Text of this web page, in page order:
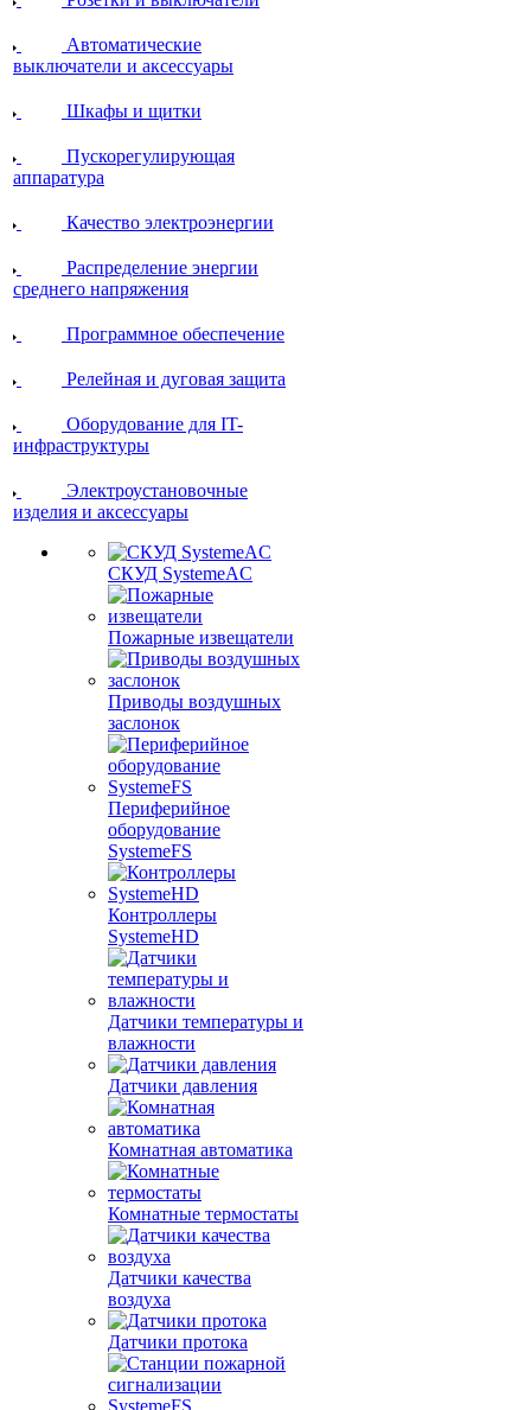
Автоматические
выключатели и аксессуары
Шкафы и щитки
Пускорегулирующая
аппаратура
Качество электроэнергии
Распределение энергии
среднего напряжения
Программное обеспечение
Релейная и дуговая защита
Оборудование для IT-
инфраструктуры
Электроустановочные
изделия и аксессуары
СКУД SystemeAC
Пожарные извещатели
Приводы воздушных
заслонок
Периферийное
оборудование
SystemeFS
Контроллеры
SystemeHD
Датчики температуры и
влажности
Датчики давления
Комнатная автоматика
Комнатные термостаты
Датчики качества
воздуха
Датчики протока